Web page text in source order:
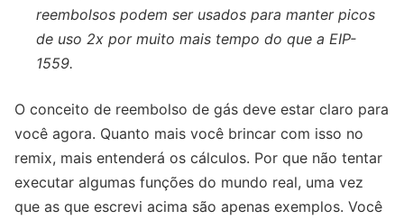
reembolsos podem ser usados ​​para manter picos
de uso 2x por muito mais tempo do que a EIP-
1559.
O conceito de reembolso de gás deve estar claro para
você agora. Quanto mais você brincar com isso no
remix, mais entenderá os cálculos. Por que não tentar
executar algumas funções do mundo real, uma vez
que as que escrevi acima são apenas exemplos. Você